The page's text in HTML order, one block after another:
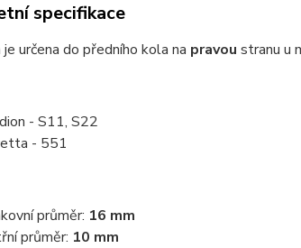
specifikace
určena do předního kola na pravou stranu u
- S11, S22
- 551
průměr: 16 mm
průměr: 10 mm